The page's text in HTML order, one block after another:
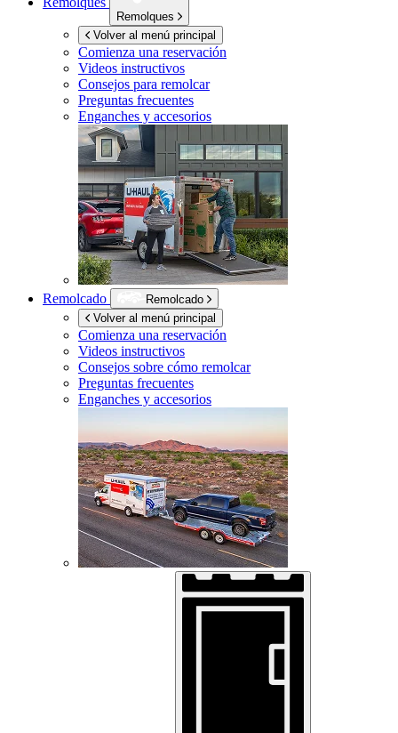
Remolques
Volver al menú principal
Comienza una reservación
Videos instructivos
Consejos para remolcar
Preguntas frecuentes
Enganches y accesorios
Remolcado
Remolcado
Volver al menú principal
Comienza una reservación
Videos instructivos
Consejos sobre cómo remolcar
Preguntas frecuentes
Enganches y accesorios